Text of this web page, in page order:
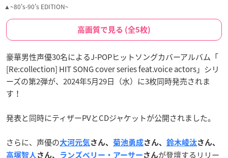
▲~80's-90's EDITION~
高画質で見る (全5枚)
豪華男性声優30名によるJ-POPヒットソングカバーアルバム「
[Re:collection] HIT SONG cover series feat.voice actors」シリ
ーズの第2弾が、2024年5月29日（水）に3枚同時発売されま
す！
発表と同時にティザーPVとCDジャケットが公開されました。
さらに、声優の大河元気 さん、 菊池勇成さん、 鈴木崚汰さん、
高塚智人 さん、 ランズベリー・アーサー さんが登壇するリリー